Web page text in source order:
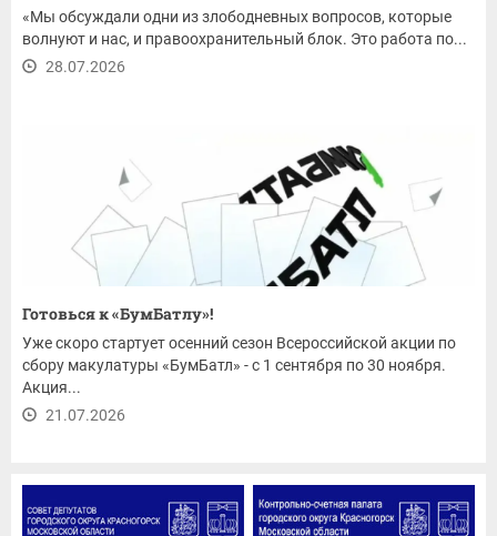
«Мы обсуждали одни из злободневных вопросов, которые
волнуют и нас, и правоохранительный блок. Это работа по...
28.07.2026
Готовься к «БумБатлу»!
Уже скоро стартует осенний сезон Всероссийской акции по
сбору макулатуры «БумБатл» - с 1 сентября по 30 ноября.
Акция...
21.07.2026